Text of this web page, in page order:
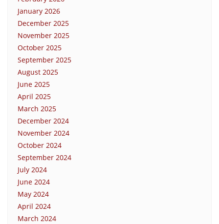
January 2026
December 2025
November 2025
October 2025
September 2025
August 2025
June 2025
April 2025
March 2025
December 2024
November 2024
October 2024
September 2024
July 2024
June 2024
May 2024
April 2024
March 2024